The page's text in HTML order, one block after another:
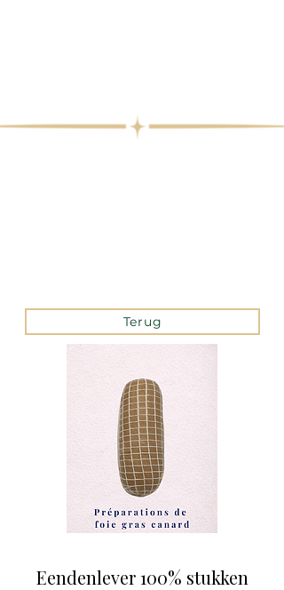
Terug
Eendenlever 100% stukken